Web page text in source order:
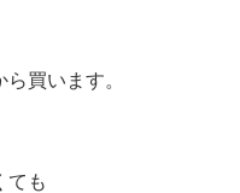
買います。
ても